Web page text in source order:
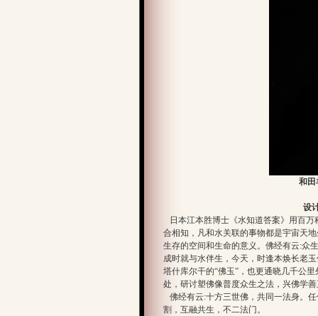
和田
设
日本江本胜博士《水知道答案》用百
合相知，凡和水关联的事物都是宇宙天
生存的空间和生命的意义。佛经有云:众
成时就与水伴生，今天，时逢本焕长老
塔什库尔干的“佛玉”，也更通晓几千公
处，研讨塑佛像普度众生之法，兴
佛经有云:十方三世佛，共同一法身。
割，互融共生，不二法门。